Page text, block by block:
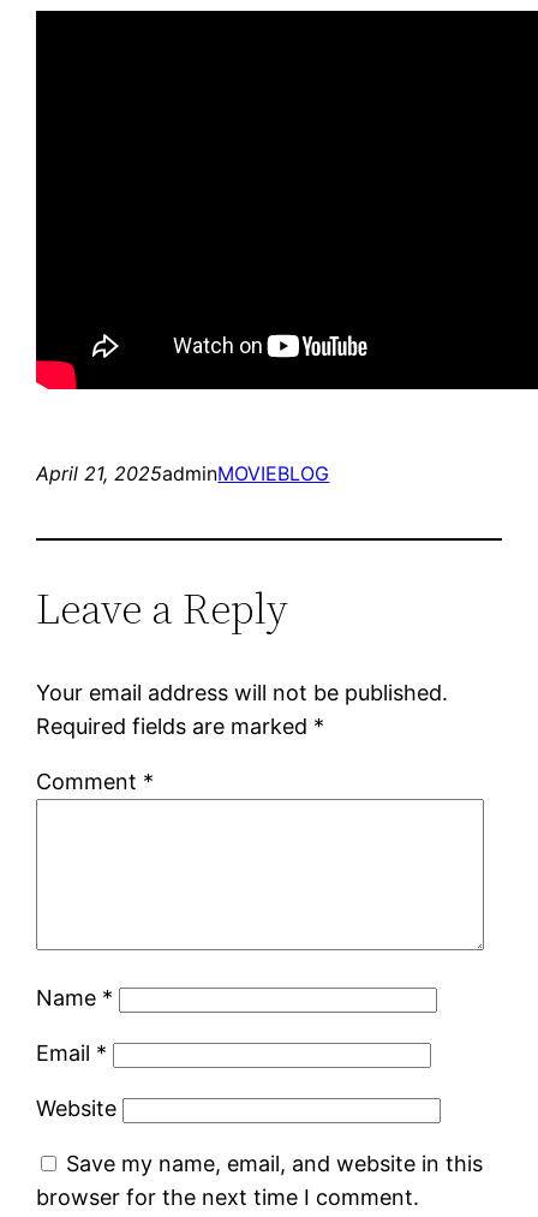
April 21, 2025adminMOVIEBLOG
Leave a Reply
Your email address will not be published.
Required fields are marked *
Comment *
Name *
Email *
Website
Save my name, email, and website in this
browser for the next time I comment.